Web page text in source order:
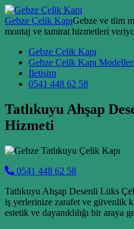
Skip to content
Gebze Çelik KapıGebze ve tüm
montaj ve tamirat hizmetleri
Main Navigation
Gebze Çelik Kapı
Gebze Çelik Kapı Modelleri
İletişim
0541 448 62 58
Tatlıkuyu Ahşap
Hizmeti
0541 448 62 58
Tatlıkuyu Ahşap Desenli Lüks
iş yerlerinize zarafet ve güvenlik
estetik ve dayanıklılığı bir araya